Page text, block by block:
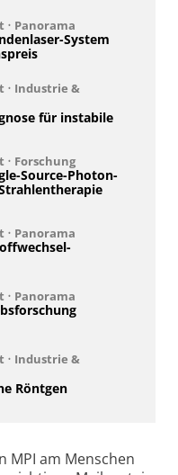
• Panorama
System
• Industrie &
für instabile
• Forschung
Source-Photon-
• Panorama
• Panorama
• Industrie &
Röntgen
MPI am Menschen